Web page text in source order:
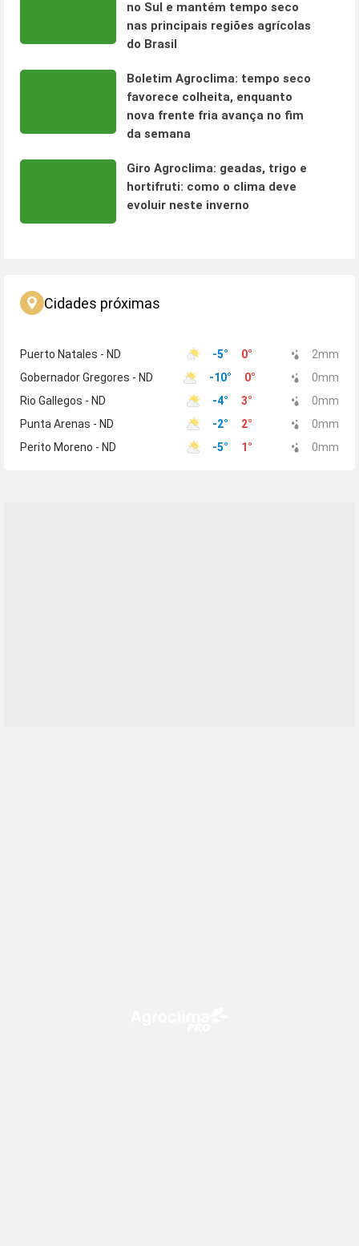
no Sul e mantém tempo seco
nas principais regiões agrícolas
do Brasil
Boletim Agroclima: tempo seco
favorece colheita, enquanto
nova frente fria avança no fim
da semana
Giro Agroclima: geadas, trigo e
hortifruti: como o clima deve
evoluir neste inverno
Cidades próximas
Puerto Natales - ND -5° 0° 2mm
Gobernador Gregores - ND
-10° 0° 0mm
Rio Gallegos - ND
-4° 3° 0mm
Punta Arenas - ND
-2° 2° 0mm
Perito Moreno - ND
-5° 1 ° 0mm